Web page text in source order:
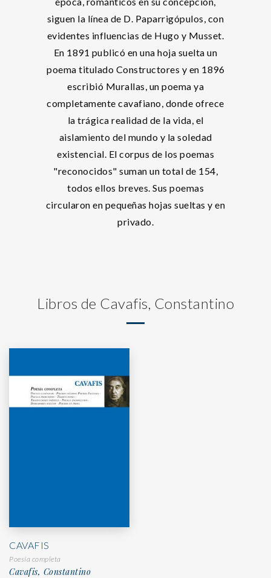
siguen la línea de D. Paparrigópulos, con
evidentes influencias de Hugo y Musset.
En 1891 publicó en una hoja suelta un
poema titulado Constructores y en 1896
escribió Murallas, un poema ya
completamente cavafiano, donde ofrece
la trágica realidad de la vida, el
aislamiento del mundo y la soledad
existencial. El corpus de los poemas
"reconocidos" suman un total de 154,
todos ellos breves. Sus poemas
circularon en pequeñas hojas sueltas y en
privado.
Libros de Cavafis, Constantino
CAVAFIS
Poesía completa
Cavafis, Constantino